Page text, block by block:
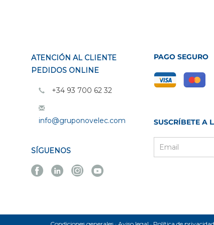
ATENCIÓN AL CLIENTE
PEDIDOS ONLINE
+34 93 700 62 32
info@gruponovelec.com
SÍGUENOS
Facebook
Linkedin
Instagram
Youtube
PAGO SEGURO
SUSCRÍBETE A